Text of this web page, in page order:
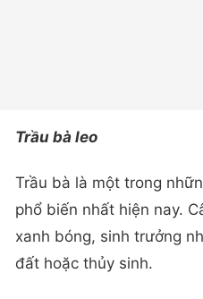
Trầu bà leo
Trầu bà là một trong
phổ biến nhất hiện nay.
xanh bóng, sinh trưởng
đất hoặc thủy sinh.